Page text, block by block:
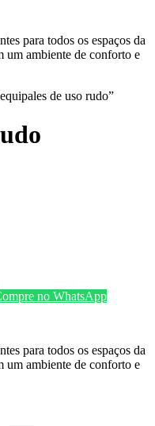
para todos os espaços da
um ambiente de conforto e
de uso rudo”
no WhatsApp
para todos os espaços da
um ambiente de conforto e